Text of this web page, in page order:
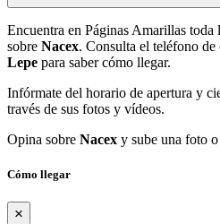
Encuentra en Páginas Amarillas
sobre Nacex. Consulta el teléfono
Lepe para saber cómo llegar.
Infórmate del horario de apertura y
través de sus fotos y vídeos.
Opina sobre Nacex y sube una foto
Cómo llegar
×